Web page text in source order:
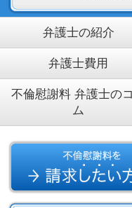
弁護士の紹介
弁護士費用
不倫慰謝料 弁護士の
ム